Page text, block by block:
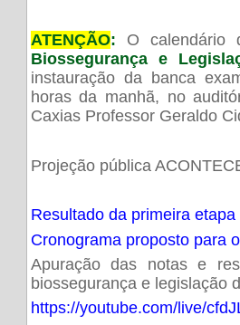
ATENÇÃO: O calendário
Biossegurança e
instauração da banca
horas da manhã, no
Caxias Professor Geraldo
Projeção pública
Resultado da primeira
Cronograma proposto para
Apuração das notas e
biossegurança e legislação
https://youtube.com/live/